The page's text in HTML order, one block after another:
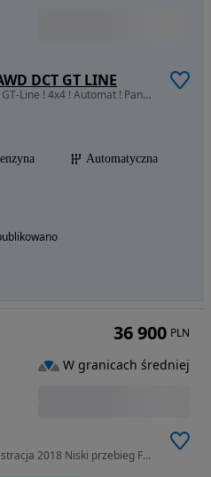
DCT GT LINE
1591 cm3 • 177 KM • 1,6 TURBO ! GT-Line ! 4x4 ! Automat ! Panorama ! Full LED !
Automatyczna
1248 cm3 • 84 KM • Pierwsza rejestracja 2018 Niski przebieg Faktura VAT
36 900 PLN
W granicach średniej